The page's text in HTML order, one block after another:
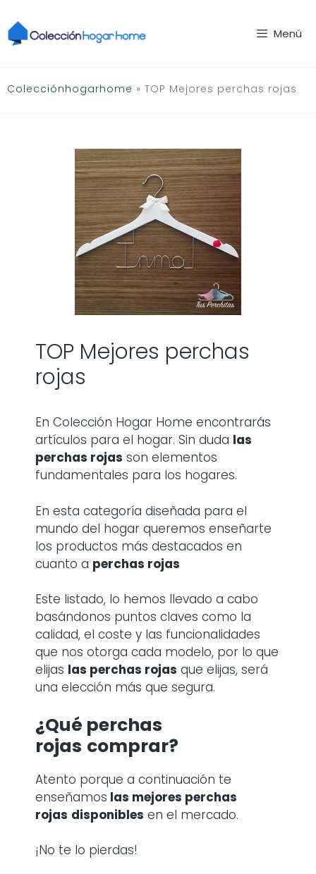
al
contenido
Menú
Colecciónhogarhome » TOP Mejores perchas rojas
TOP Mejores perchas
rojas
En Colección Hogar Home encontrarás
artículos para el hogar. Sin duda las
perchas rojas son elementos
fundamentales para los hogares.
En esta categoría diseñada para el
mundo del hogar queremos enseñarte
los productos más destacados en
cuanto a perchas rojas
Este listado, lo hemos llevado a cabo
basándonos puntos claves como la
calidad, el coste y las funcionalidades
que nos otorga cada modelo, por lo que
elijas las perchas rojas que elijas, será
una elección más que segura.
¿Qué perchas
rojas comprar?
Atento porque a continuación te
enseñamos las mejores perchas
rojas disponibles en el mercado.
¡No te lo pierdas!